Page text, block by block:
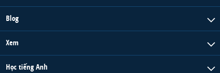
Blog
Xem
Học tiếng Anh